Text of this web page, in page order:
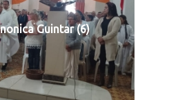
Guintar (6)